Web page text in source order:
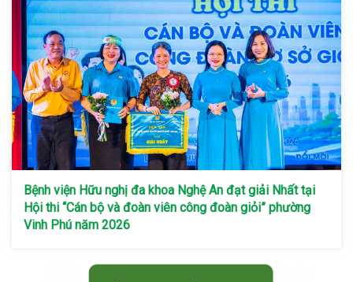
Bệnh viện Hữu nghị đa khoa Nghệ An đạt giải Nhất tại
Hội thi “Cán bộ và đoàn viên công đoàn giỏi” phường
Vinh Phú năm 2026